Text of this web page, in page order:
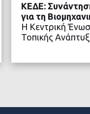
ΚΕΔΕ:
για τη
Η Κεντρική
Τοπικής